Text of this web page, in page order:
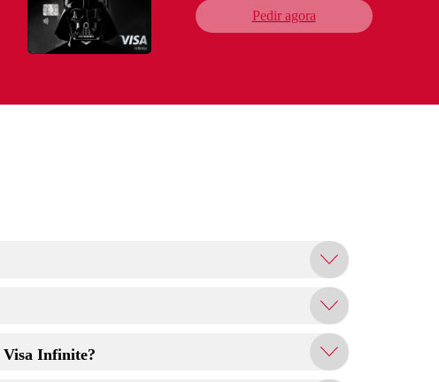
Pedir agora
Visa Infinite?